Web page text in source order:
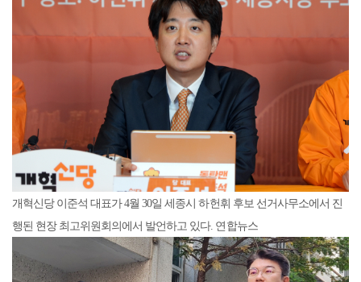
개혁신당 이준석 대표가 4월 30일 세종시 하헌휘 후보 선거사무소에서 진
행된 현장 최고위원회의에서 발언하고 있다. 연합뉴스